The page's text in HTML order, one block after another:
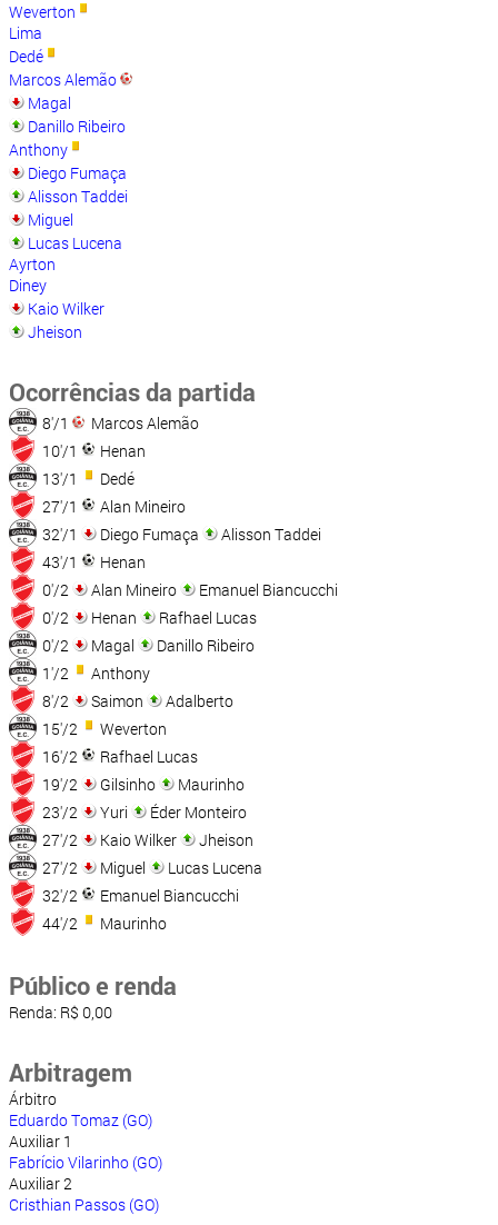
Weverton
Lima
Dedé
Marcos Alemão
Magal
Danillo Ribeiro
Anthony
Diego Fumaça
Alisson Taddei
Miguel
Lucas Lucena
Ayrton
Diney
Kaio Wilker
Jheison
Ocorrências da partida
8'/1
Marcos Alemão
10'/1
Henan
13'/1
Dedé
27'/1
Alan Mineiro
32'/1
Diego Fumaça
Alisson Taddei
43'/1
Henan
0'/2
Alan Mineiro
Emanuel Biancucchi
0'/2
Henan
Rafhael Lucas
0'/2
Magal
Danillo Ribeiro
1'/2
Anthony
8'/2
Saimon
Adalberto
15'/2
Weverton
16'/2
Rafhael Lucas
19'/2
Gilsinho
Maurinho
23'/2
Yuri
Éder Monteiro
27'/2
Kaio Wilker
Jheison
27'/2
Miguel
Lucas Lucena
32'/2
Emanuel Biancucchi
44'/2
Maurinho
Público e renda
Renda: R$ 0,00
Arbitragem
Árbitro
Eduardo Tomaz (GO)
Auxiliar 1
Fabrício Vilarinho (GO)
Auxiliar 2
Cristhian Passos (GO)